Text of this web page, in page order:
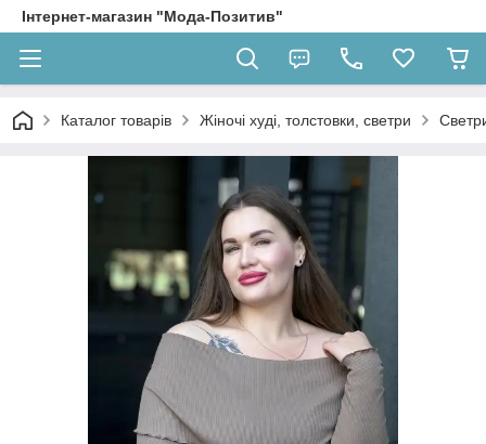
Інтернет-магазин "Мода-Позитив"
Каталог товарів Жіночі худі, толстовки, светри